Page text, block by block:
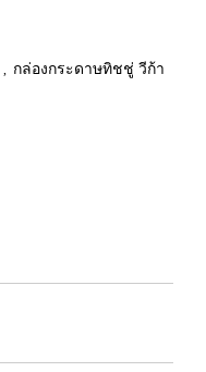
, กล่องกระดาษทิชชู่ วีก้า